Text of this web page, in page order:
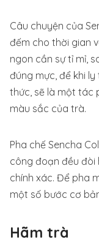
Câu chuyện của
đếm cho thời gian
ngon cần sự tỉ mỉ,
đúng mực, để khi
thức, sẽ là một tác
màu sắc của trà.
Pha chế Sencha
công đoạn đều đòi
chính xác. Để pha
một số bước cơ
Hãm trà